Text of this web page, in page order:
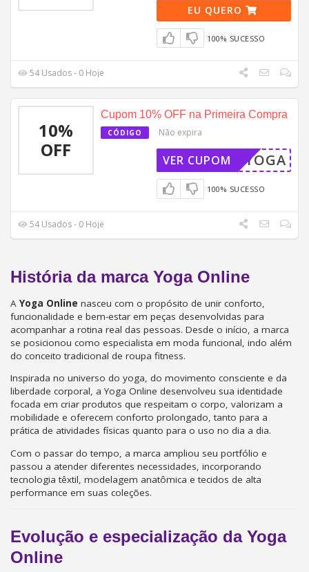
EU QUERO
100% SUCESSO
54 Usados - 0 Hoje
10%
OFF
Cupom 10% OFF na Primeira Compra
CÓDIGO Não expira
MPRAYOGA
VER CUPOM
100% SUCESSO
54 Usados - 0 Hoje
História da marca Yoga Online
A Yoga Online nasceu com o propósito de unir conforto,
funcionalidade e bem-estar em peças desenvolvidas para
acompanhar a rotina real das pessoas. Desde o início, a marca
se posicionou como especialista em moda funcional, indo além
do conceito tradicional de roupa fitness.
Inspirada no universo do yoga, do movimento consciente e da
liberdade corporal, a Yoga Online desenvolveu sua identidade
focada em criar produtos que respeitam o corpo, valorizam a
mobilidade e oferecem conforto prolongado, tanto para a
prática de atividades físicas quanto para o uso no dia a dia.
Com o passar do tempo, a marca ampliou seu portfólio e
passou a atender diferentes necessidades, incorporando
tecnologia têxtil, modelagem anatômica e tecidos de alta
performance em suas coleções.
Evolução e especialização da Yoga
Online